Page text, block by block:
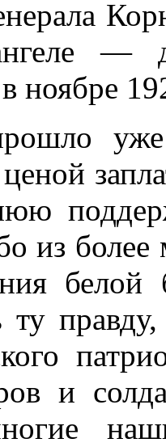
—
ноябре
из
ту
и